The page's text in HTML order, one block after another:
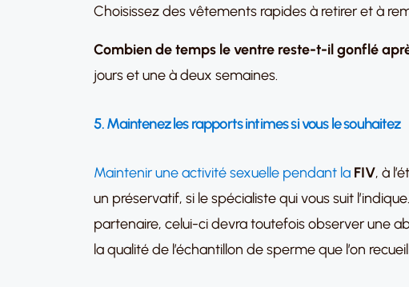
Choisissez des vêtements rapides à retirer et à
Combien de temps le ventre reste-t-il gonflé
jours et une à deux semaines.
5. Maintenez les rapports intimes si vous le souhaitez
Maintenir une activité sexuelle pendant la FIV, à
un préservatif, si le spécialiste qui vous suit
partenaire, celui-ci devra toutefois observer une
la qualité de l’échantillon de sperme que l’on